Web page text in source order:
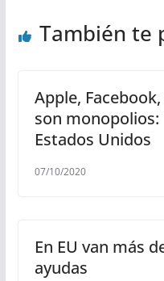
También te
Apple,
son monopolios:
Estados Unidos
07/10/2020
En EU van más
ayudas